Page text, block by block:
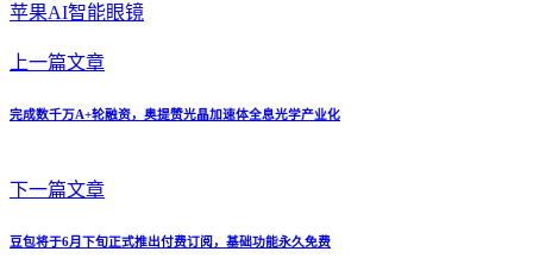
苹果AI智能眼镜
上一篇文章
完成数千万A+轮融资，奥提赞光晶加速体全息光学产业化
下一篇文章
豆包将于6月下旬正式推出付费订阅，基础功能永久免费